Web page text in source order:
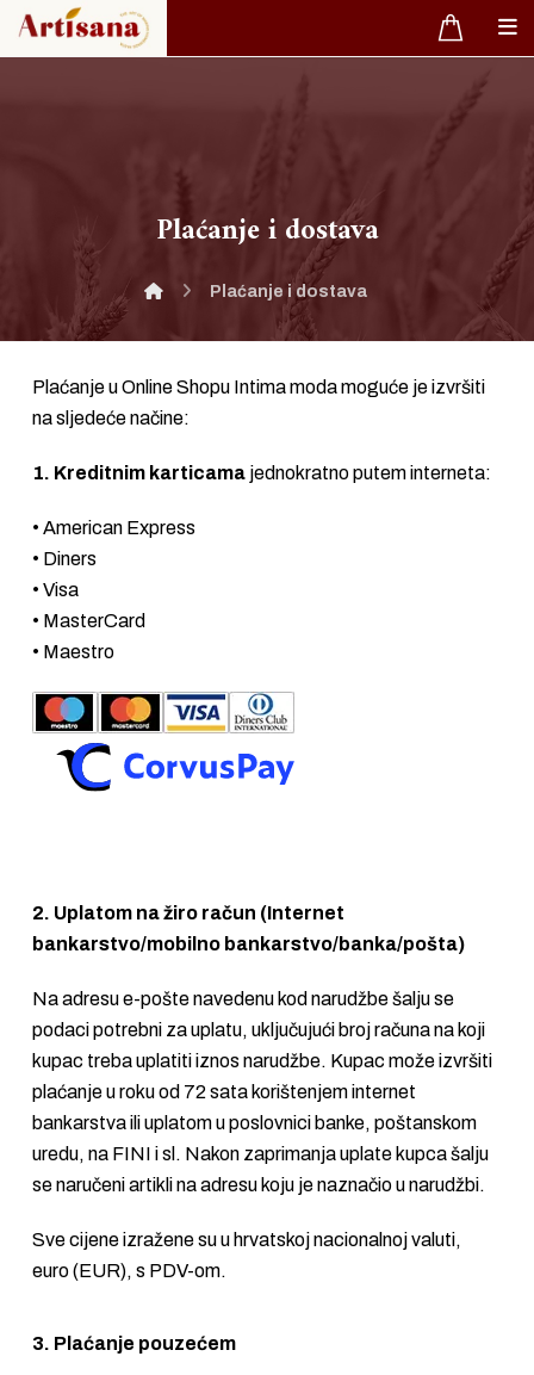
Plaćanje i dostava
Plaćanje i dostava
Plaćanje u Online Shopu Intima moda moguće je izvršiti
na sljedeće načine:
1. Kreditnim karticama jednokratno putem interneta:
• American Express
• Diners
• Visa
• MasterCard
• Maestro
2. Uplatom na žiro račun (Internet
bankarstvo/mobilno bankarstvo/banka/pošta)
Na adresu e-pošte navedenu kod narudžbe šalju se
podaci potrebni za uplatu, uključujući broj računa na koji
kupac treba uplatiti iznos narudžbe. Kupac može izvršiti
plaćanje u roku od 72 sata korištenjem internet
bankarstva ili uplatom u poslovnici banke, poštanskom
uredu, na FINI i sl. Nakon zaprimanja uplate kupca šalju
se naručeni artikli na adresu koju je naznačio u narudžbi.
Sve cijene izražene su u hrvatskoj nacionalnoj valuti,
euro (EUR), s PDV-om.
3. Plaćanje pouzećem